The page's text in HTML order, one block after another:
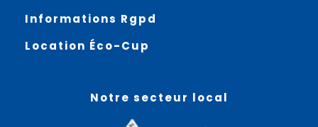
Informations Rgpd
Location Éco-Cup
Notre secteur local